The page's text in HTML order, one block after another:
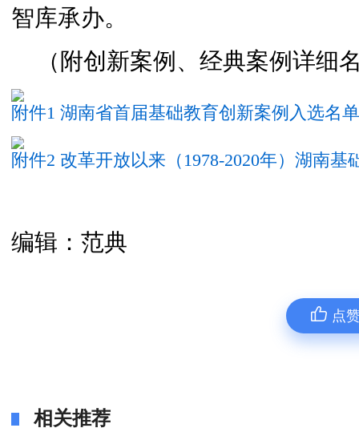
智库承办。
（附创新案例、经典案例详细
附件1 湖南省首届基础教育创新案例入选名单
附件2 改革开放以来（1978-2020年）湖南
编辑：范典
点
相关推荐